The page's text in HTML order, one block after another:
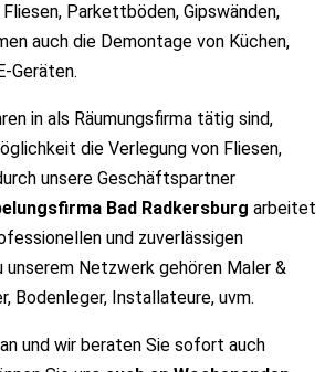
Parkettböden, Gipswänden,
auch die Demontage von Küchen,
Geräten.
in als Räumungsfirma tätig sind,
die Verlegung von Fliesen,
unsere Geschäftspartner
Bad Radkersburg arbeitet
und zuverlässigen
Netzwerk gehören Maler &
Bodenleger, Installateure, uvm.
und wir beraten Sie sofort auch